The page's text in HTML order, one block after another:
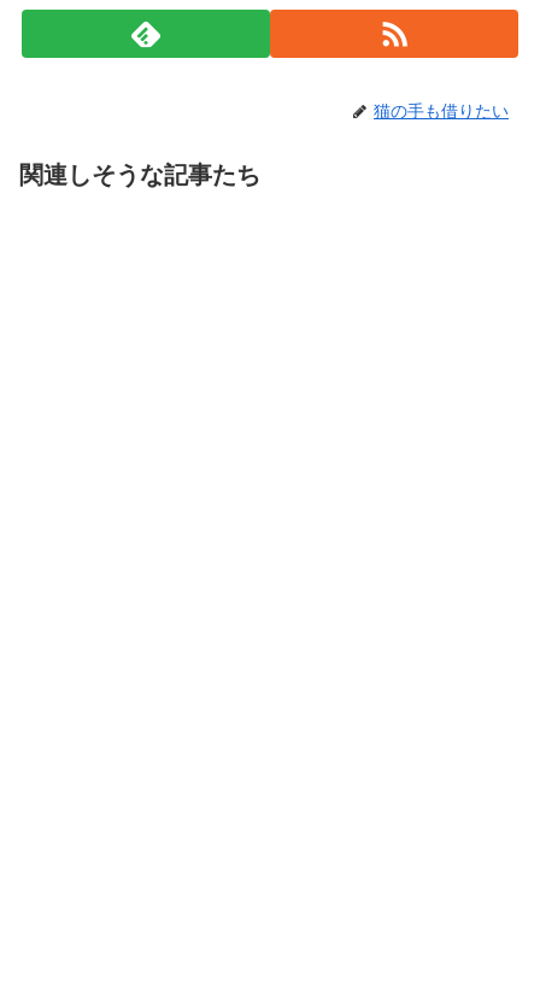
猫の手も借りたい
関連しそうな記事たち